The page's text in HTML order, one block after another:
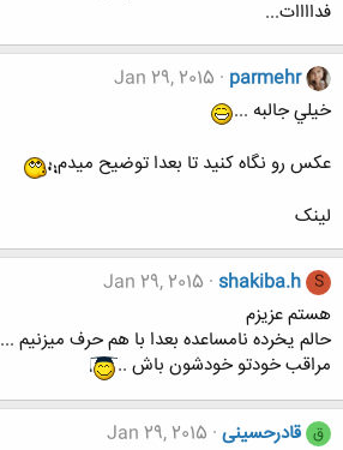
فداااات...
parmehr
Jan 29, 2015
خيلي جالبه ...
عکس رو نگاه کنيد تا بعدا توضيح ميدم
لینک
S
shakiba.h
Jan 29, 2015
هستم عزیزم
حالم یخرده نامساعده بعدا با هم حرف میزنیم ...
مراقب خودتو خودشون باش ..
ق قادرحسینی Jan 29, 2015